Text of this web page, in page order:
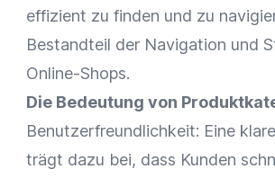
effizient zu finden und zu
Bestandteil der Navigation und
Online-Shops.
Die Bedeutung von
Benutzerfreundlichkeit: Eine
trägt dazu bei, dass Kunden